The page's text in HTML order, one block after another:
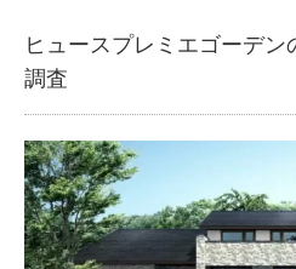
ヒュースプレミエゴーデン
調査